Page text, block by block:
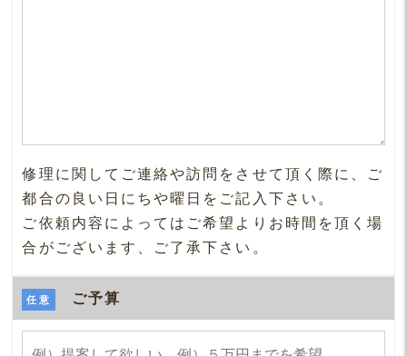
修理に関してご連絡や訪問をさせて頂く際に、ご
都合の良い日にちや曜日をご記入下さい。
ご依頼内容によってはご希望よりお時間を頂く場
合がございます、ご了承下さい。
任意 ご予算